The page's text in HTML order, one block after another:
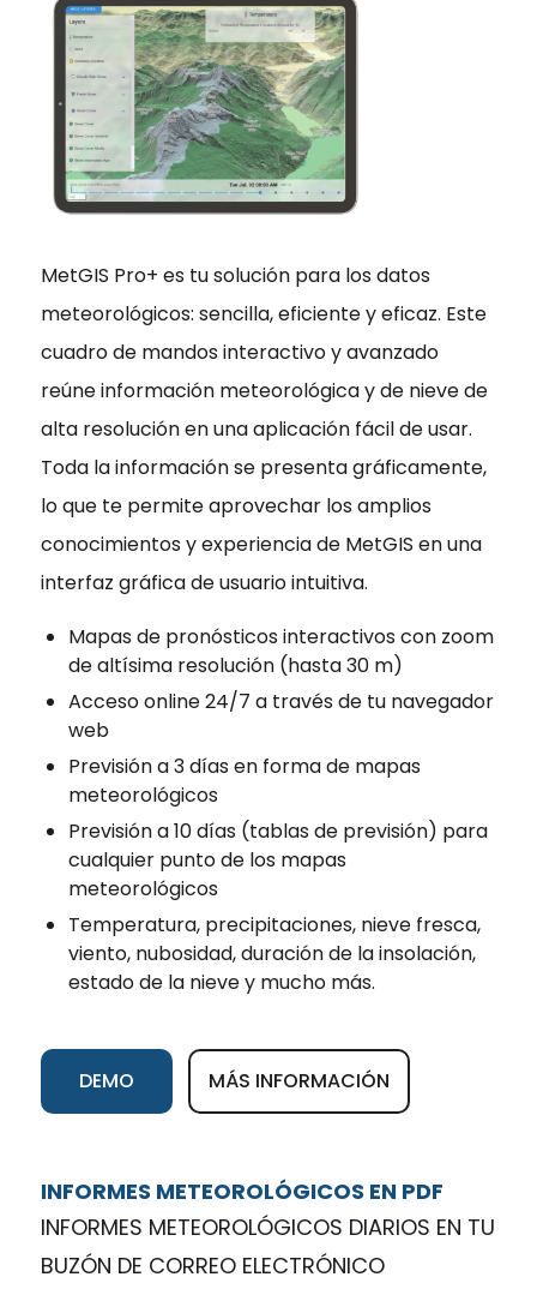
MetGIS Pro+ es tu solución para los datos
meteorológicos: sencilla, eficiente y eficaz. Este
cuadro de mandos interactivo y avanzado
reúne información meteorológica y de nieve de
alta resolución en una aplicación fácil de usar.
Toda la información se presenta gráficamente,
lo que te permite aprovechar los amplios
conocimientos y experiencia de MetGIS en una
interfaz gráfica de usuario intuitiva.
Mapas de pronósticos interactivos con zoom
de altísima resolución (hasta 30 m)
Acceso online 24/7 a través de tu navegador
web
Previsión a 3 días en forma de mapas
meteorológicos
Previsión a 10 días (tablas de previsión) para
cualquier punto de los mapas
meteorológicos
Temperatura, precipitaciones, nieve fresca,
viento, nubosidad, duración de la insolación,
estado de la nieve y mucho más.
DEMO MÁS INFORMACIÓN
INFORMES METEOROLÓGICOS EN PDF
INFORMES METEOROLÓGICOS DIARIOS EN TU
BUZÓN DE CORREO ELECTRÓNICO